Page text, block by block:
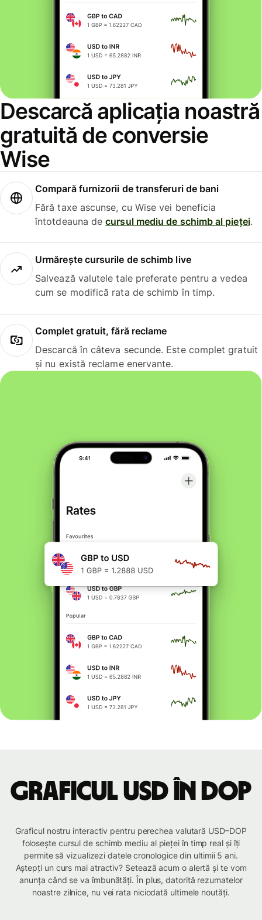
Descarcă aplicația noastră
gratuită de conversie
Wise
Compară furnizorii de transferuri de bani
Fără taxe ascunse, cu Wise vei beneficia
întotdeauna decursul mediu de schimb al pieței.
Urmărește cursurile de schimb live
Salvează valutele tale preferate pentru a vedea
cum se modifică rata de schimb în timp.
Complet gratuit, fără reclame
Descarcă în câteva secunde. Este complet gratuit
și nu există reclame enervante.
Graficul USD în DOP
Graficul nostru interactiv pentru perechea valutară USD–DOP
folosește cursul de schimb mediu al pieței în timp real și îți
permite să vizualizezi datele cronologice din ultimii 5 ani.
Aștepți un curs mai atractiv? Setează acum o alertă și te vom
anunța când se va îmbunătăți. În plus, datorită rezumatelor
noastre zilnice, nu vei rata niciodată ultimele noutăți.